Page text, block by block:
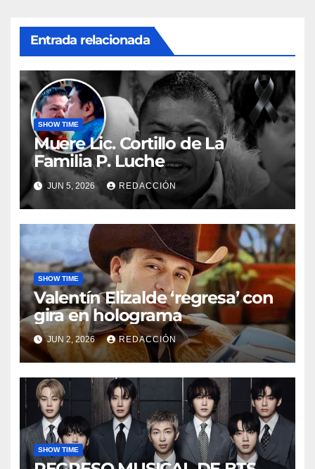
Entrada relacionada
SHOW TIME
Muere Lic. Cortillo de La
Familia P. Luche
JUN 5, 2026 REDACCIÓN
SHOW TIME
Valentín Elizalde ‘regresa’ con
gira en holograma
JUN 2, 2026 REDACCIÓN
SHOW TIME